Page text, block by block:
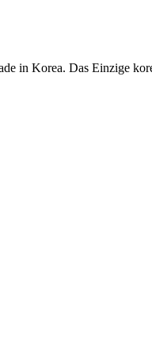
in Korea. Das Einzige